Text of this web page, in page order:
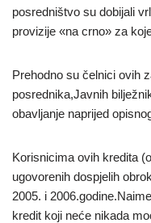
posredništvo su dobijali
provizije «na crno» za
Prehodno su čelnici ovih
posrednika,Javnih
obavljanje naprijed
Korisnicima ovih kredita
ugovorenih dospjelih
2005. i
kredit koji neće nikada